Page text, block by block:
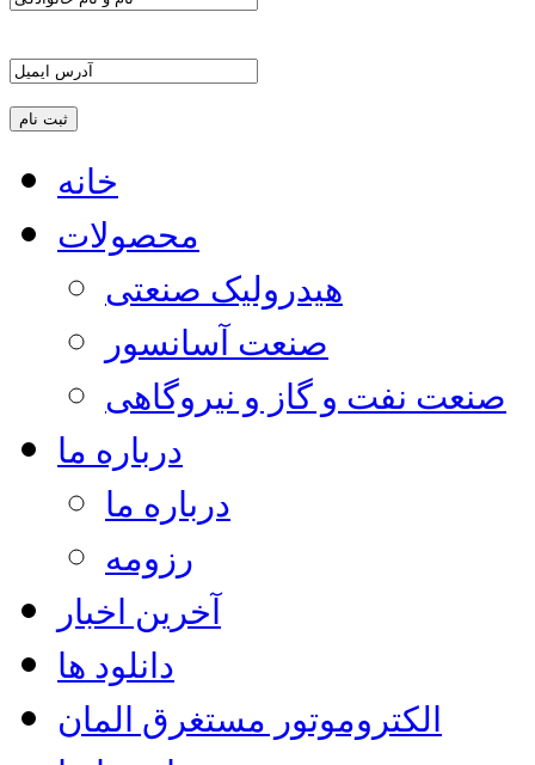
خانه
محصولات
هیدرولیک صنعتی
صنعت آسانسور
صنعت نفت و گاز و نیروگاهی
درباره ما
درباره ما
رزومه
آخرین اخبار
دانلود ها
الکتروموتور مستغرق المان